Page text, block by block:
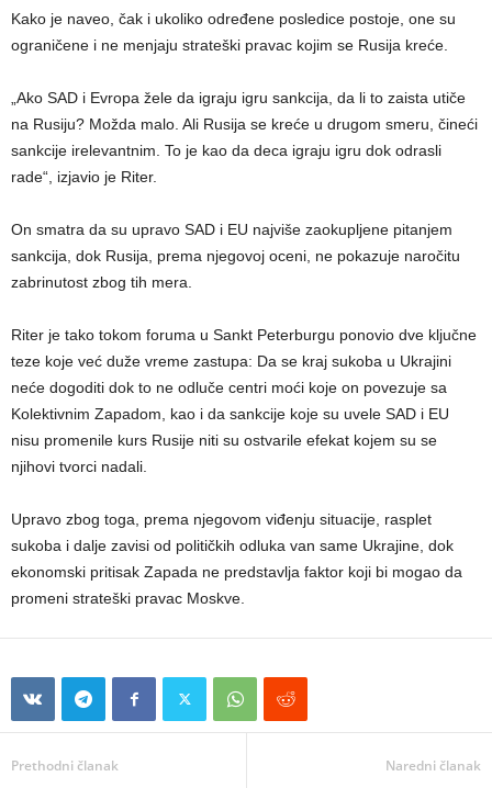
Kako je naveo, čak i ukoliko određene posledice postoje, one su
ograničene i ne menjaju strateški pravac kojim se Rusija kreće.
„Ako SAD i Evropa žele da igraju igru sankcija, da li to zaista utiče
na Rusiju? Možda malo. Ali Rusija se kreće u drugom smeru, čineći
sankcije irelevantnim. To je kao da deca igraju igru dok odrasli
rade“, izjavio je Riter.
On smatra da su upravo SAD i EU najviše zaokupljene pitanjem
sankcija, dok Rusija, prema njegovoj oceni, ne pokazuje naročitu
zabrinutost zbog tih mera.
Riter je tako tokom foruma u Sankt Peterburgu ponovio dve ključne
teze koje već duže vreme zastupa: Da se kraj sukoba u Ukrajini
neće dogoditi dok to ne odluče centri moći koje on povezuje sa
Kolektivnim Zapadom, kao i da sankcije koje su uvele SAD i EU
nisu promenile kurs Rusije niti su ostvarile efekat kojem su se
njihovi tvorci nadali.
Upravo zbog toga, prema njegovom viđenju situacije, rasplet
sukoba i dalje zavisi od političkih odluka van same Ukrajine, dok
ekonomski pritisak Zapada ne predstavlja faktor koji bi mogao da
promeni strateški pravac Moskve.
Prethodni članak Naredni članak